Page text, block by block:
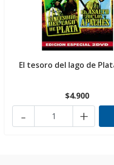
El tesoro del lago de
$4.900
+
-